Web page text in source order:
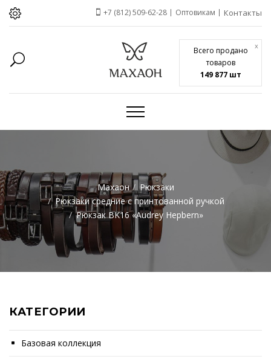
Всего продано
товаров
149 877 шт
x
+7 (812) 509-62-28 Оптовикам Контакты
Махаон
Рюкзаки
Рюкзаки средние с принтованной ручкой
Рюкзак BK16 «Audrey Hepbern»
КАТЕГОРИИ
Базовая коллекция